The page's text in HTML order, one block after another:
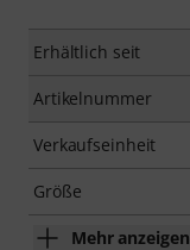
Erhältlich seit
Artikelnummer
Verkaufseinheit
Größe
Mehr anzeigen